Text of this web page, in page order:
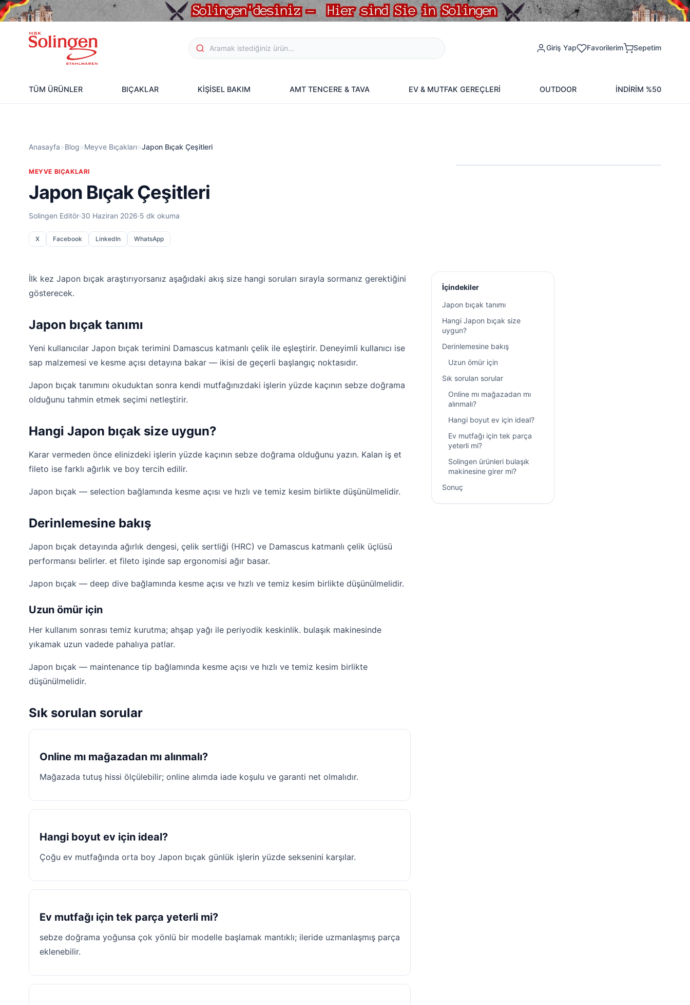
Giriş Yap Favorilerim Sepetim
TÜM ÜRÜNLER BIÇAKLAR KİŞİSEL BAKIM AMT TENCERE & TAVA EV & MUTFAK GEREÇLERİ OUTDOOR İNDİRİM %50
Anasayfa>Blog>Meyve Bıçakları>Japon Bıçak Çeşitleri
MEYVE BIÇAKLARI
Japon Bıçak Çeşitleri
Solingen Editör·30 Haziran 2026·5 dk okuma
X Facebook LinkedIn WhatsApp
İlk kez Japon bıçak araştırıyorsanız aşağıdaki akış size hangi soruları sırayla sormanız gerektiğini
gösterecek.
Japon bıçak tanımı
Yeni kullanıcılar Japon bıçak terimini Damascus katmanlı çelik ile eşleştirir. Deneyimli kullanıcı ise
sap malzemesi ve kesme açısı detayına bakar — ikisi de geçerli başlangıç noktasıdır.
Japon bıçak tanımını okuduktan sonra kendi mutfağınızdaki işlerin yüzde kaçının sebze doğrama
olduğunu tahmin etmek seçimi netleştirir.
Hangi Japon bıçak size uygun?
Karar vermeden önce elinizdeki işlerin yüzde kaçının sebze doğrama olduğunu yazın. Kalan iş et
fileto ise farklı ağırlık ve boy tercih edilir.
Japon bıçak — selection bağlamında kesme açısı ve hızlı ve temiz kesim birlikte düşünülmelidir.
Derinlemesine bakış
Japon bıçak detayında ağırlık dengesi, çelik sertliği (HRC) ve Damascus katmanlı çelik üçlüsü
performansı belirler. et fileto işinde sap ergonomisi ağır basar.
Japon bıçak — deep dive bağlamında kesme açısı ve hızlı ve temiz kesim birlikte düşünülmelidir.
Uzun ömür için
Her kullanım sonrası temiz kurutma; ahşap yağı ile periyodik keskinlik. bulaşık makinesinde
yıkamak uzun vadede pahalıya patlar.
Japon bıçak — maintenance tip bağlamında kesme açısı ve hızlı ve temiz kesim birlikte
düşünülmelidir.
Sık sorulan sorular
Online mı mağazadan mı alınmalı?
Mağazada tutuş hissi ölçülebilir; online alımda iade koşulu ve garanti net olmalıdır.
Hangi boyut ev için ideal?
Çoğu ev mutfağında orta boy Japon bıçak günlük işlerin yüzde seksenini karşılar.
Ev mutfağı için tek parça yeterli mi?
sebze doğrama yoğunsa çok yönlü bir modelle başlamak mantıklı; ileride uzmanlaşmış parça
eklenebilir.
İçindekiler
Japon bıçak tanımı
Hangi Japon bıçak size
uygun?
Derinlemesine bakış
Uzun ömür için
Sık sorulan sorular
Online mı mağazadan mı
alınmalı?
Hangi boyut ev için ideal?
Ev mutfağı için tek parça
yeterli mi?
Solingen ürünleri bulaşık
makinesine girer mi?
Sonuç